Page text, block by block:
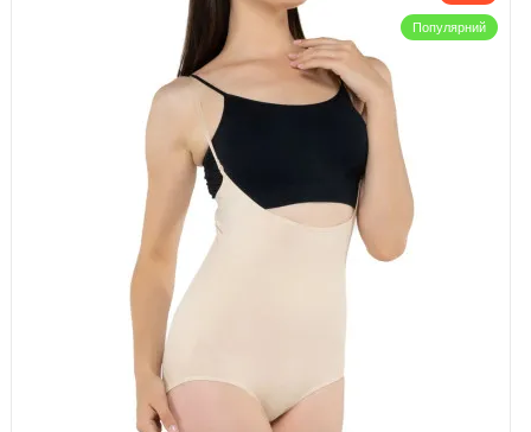
Популярний